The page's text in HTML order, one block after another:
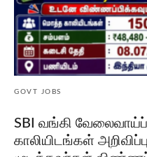
GOVT JOBS
SBI வங்கி
காலியிடங்கள்